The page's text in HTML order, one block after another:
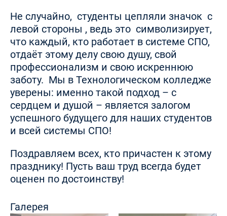
Не случайно, студенты цепляли значок с
левой стороны , ведь это символизирует,
что каждый, кто работает в системе СПО,
отдаёт этому делу свою душу, свой
профессионализм и свою искреннюю
заботу. Мы в Технологическом колледже
уверены: именно такой подход – с
сердцем и душой – является залогом
успешного будущего для наших студентов
и всей системы СПО!
Поздравляем всех, кто причастен к этому
празднику! Пусть ваш труд всегда будет
оценен по достоинству!
Галерея